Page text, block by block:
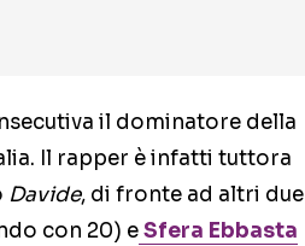
il dominatore della
Il rapper è infatti tuttora
Davide, di fronte ad altri due
con 20) eSfera Ebbasta